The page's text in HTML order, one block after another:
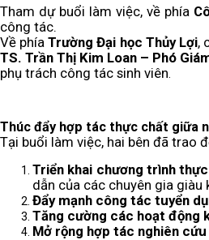
Tham dự buổi làm việc, về phía
công tác.
Về phía Trường Đại học Thủy Lợi,
TS. Trần Thị Kim Loan – Phó
phụ trách công tác sinh viên
Thúc đẩy hợp tác thực chất giữa
Tại buổi làm việc, hai bên đã trao
Triển khai chương trình
dẫn của các chuyên gia giàu
Đẩy mạnh công tác tuyển
Tăng cường các hoạt động
Mở rộng hợp tác nghiên